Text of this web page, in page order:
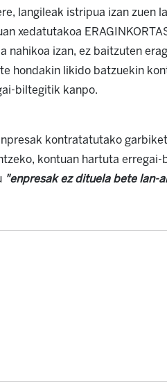
langileak istripua izan zuen
xedatutakoa
nahikoa izan, ez baitzuten
hondakin likido batzuekin
biltegitik kanpo.
kontratatutako
kontuan hartuta
"enpresak ez dituela bete lan-